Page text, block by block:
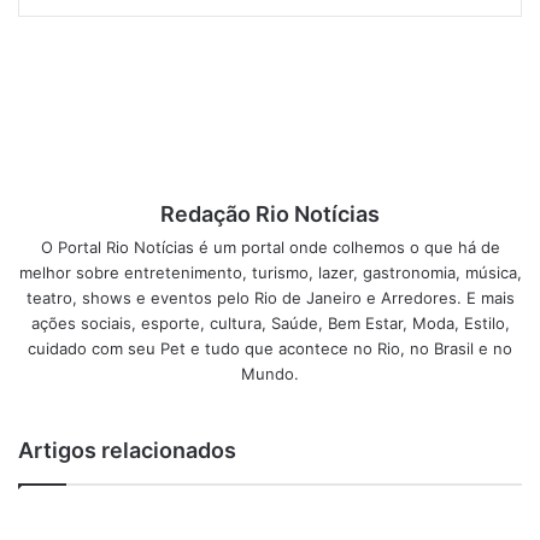
fomentando toda cadeia produtiva do interior fluminense,
Noroeste, local onde os produtos da região terão enorme
visibilidade, num ambiente preparado exclusivamente para
atender às necessidades do setor.
No espaço, o público terá a oportunidade de conhecer
inúmeras iguarias, dentre elas, cachaça, doces, geleias,
embutidos, defumados, mel, queijo, cervejas artesanais,
Redação Rio Notícias
O Portal Rio Notícias é um portal onde colhemos o que há de
melhor sobre entretenimento, turismo, lazer, gastronomia, música,
teatro, shows e eventos pelo Rio de Janeiro e Arredores. E mais
ações sociais, esporte, cultura, Saúde, Bem Estar, Moda, Estilo,
cuidado com seu Pet e tudo que acontece no Rio, no Brasil e no
Mundo.
Artigos relacionados